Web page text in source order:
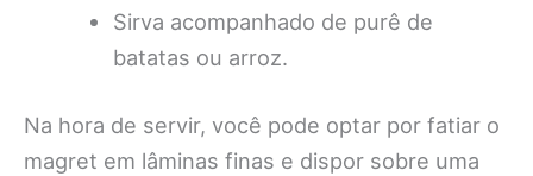
Sirva acompanhado de purê de
batatas ou arroz.
Na hora de servir, você pode optar por fatiar o
magret em lâminas finas e dispor sobre uma